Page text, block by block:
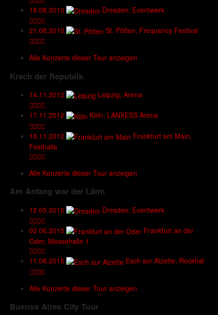
18.08.2010 Dresden, Eventwerk
21.08.2010 St. Pölten, Frequency Festival
Alle Konzerte dieser Tour anzeigen
Krach der Republik
14.11.2012 Leipzig, Arena
17.11.2012 Köln, LANXESS Arena
18.11.2012
Frankfurt am Main,
Festhalle
Alle Konzerte dieser Tour anzeigen
Am Anfang war der Lärm
12.05.2015 Dresden, Eventwerk
02.06.2015
Frankfurt an der
Oder, Messehalle 1
11.08.2015
Esch sur Alzette, Rockhal
Alle Konzerte dieser Tour anzeigen
Buenos Aires City Tour